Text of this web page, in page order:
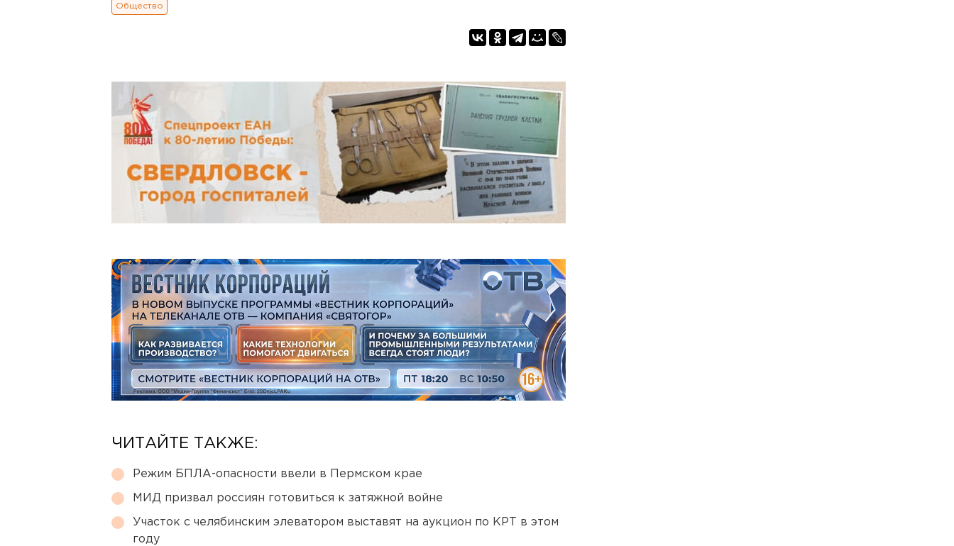
Общество
ЧИТАЙТЕ ТАКЖЕ:
Режим БПЛА-опасности ввели в Пермском крае
МИД призвал россиян готовиться к затяжной войне
Участок с челябинским элеватором выставят на аукцион по КРТ в этом
году